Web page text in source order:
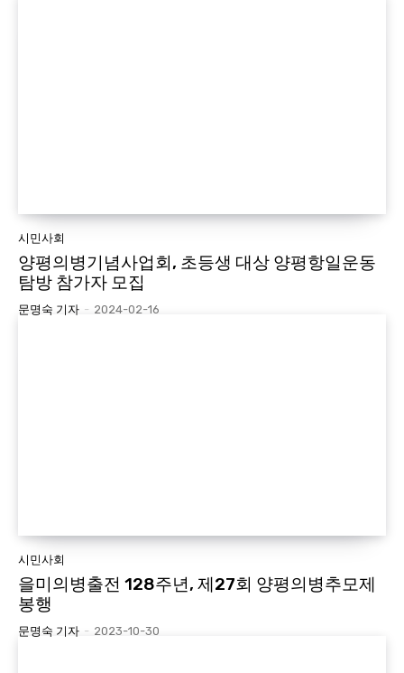
시민사회
양평의병기념사업회, 초등생 대상 양평항일운동
탐방 참가자 모집
문명숙 기자 - 2024-02-16
시민사회
을미의병출전 128주년, 제27회 양평의병추모제
봉행
문명숙 기자 - 2023-10-30